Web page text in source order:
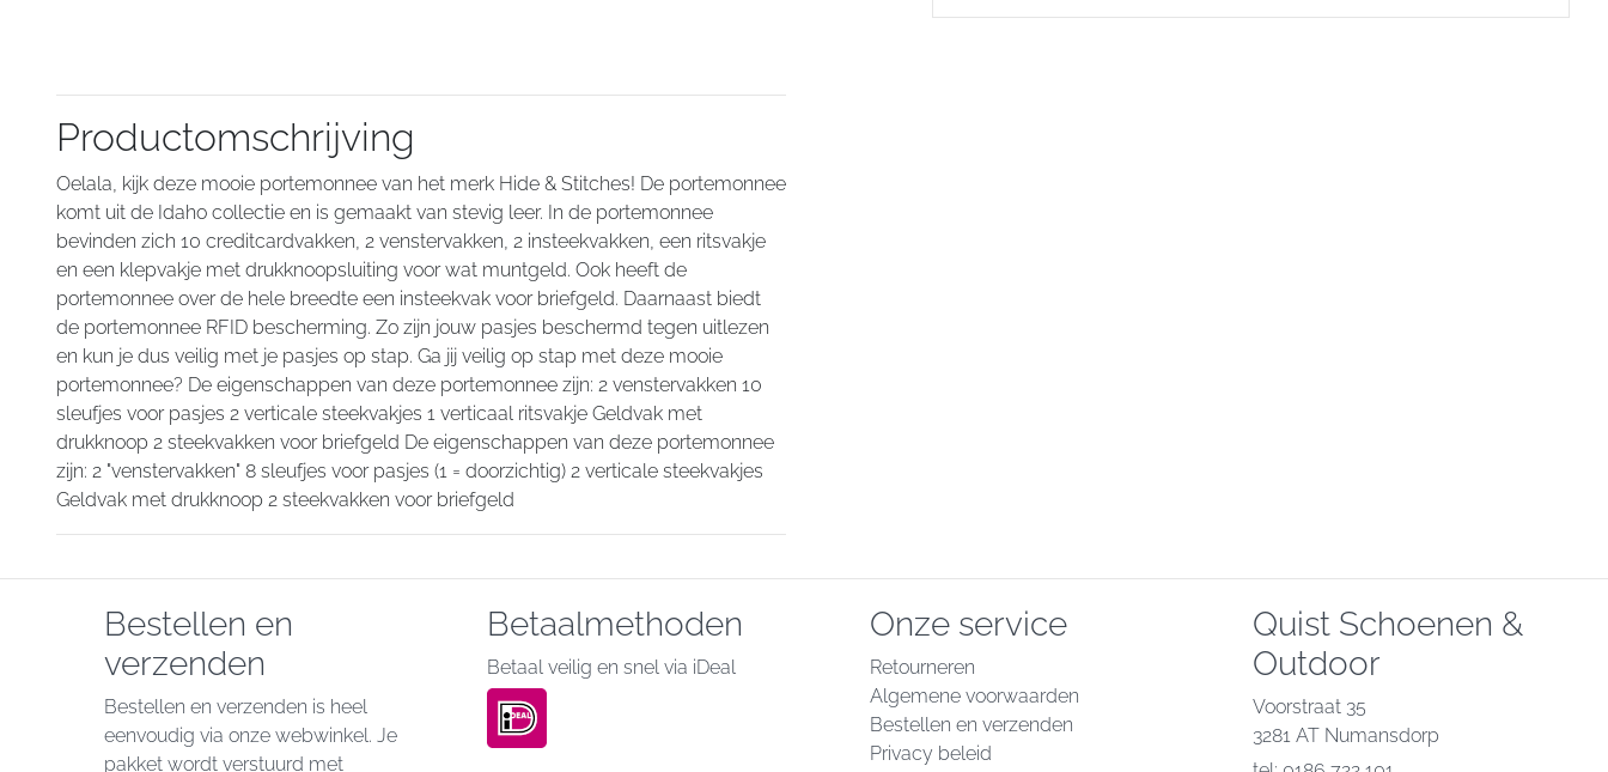
Productomschrijving
Oelala, kijk deze mooie portemonnee van het merk Hide & Stitches! De portemonnee
komt uit de Idaho collectie en is gemaakt van stevig leer. In de portemonnee
bevinden zich 10 creditcardvakken, 2 venstervakken, 2 insteekvakken, een ritsvakje
en een klepvakje met drukknoopsluiting voor wat muntgeld. Ook heeft de
portemonnee over de hele breedte een insteekvak voor briefgeld. Daarnaast biedt
de portemonnee RFID bescherming. Zo zijn jouw pasjes beschermd tegen uitlezen
en kun je dus veilig met je pasjes op stap. Ga jij veilig op stap met deze mooie
portemonnee? De eigenschappen van deze portemonnee zijn: 2 venstervakken 10
sleufjes voor pasjes 2 verticale steekvakjes 1 verticaal ritsvakje Geldvak met
drukknoop 2 steekvakken voor briefgeld De eigenschappen van deze portemonnee
zijn: 2 "venstervakken" 8 sleufjes voor pasjes (1 = doorzichtig) 2 verticale steekvakjes
Geldvak met drukknoop 2 steekvakken voor briefgeld
Bestellen en
verzenden
Bestellen en verzenden is heel
eenvoudig via onze webwinkel. Je
pakket wordt verstuurd met
Betaalmethoden
Betaal veilig en snel via iDeal
Onze service
Retourneren
Algemene voorwaarden
Bestellen en verzenden
Privacy beleid
Quist Schoenen &
Outdoor
Voorstraat 35
3281 AT Numansdorp